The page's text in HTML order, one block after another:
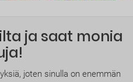
ja saat monia
joten sinulla on enemmän